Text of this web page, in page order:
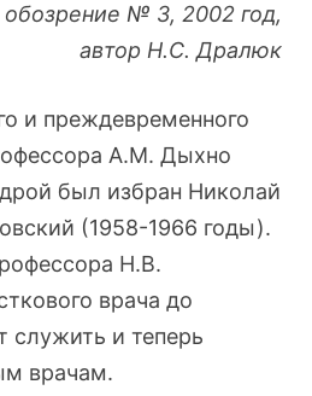
№ 3, 2002 год,
автор Н.С. Дралюк
и преждевременного
А.М. Дыхно
был избран Николай
(1958-1966 годы).
Н.В.
врача до
служить и теперь
врачам.